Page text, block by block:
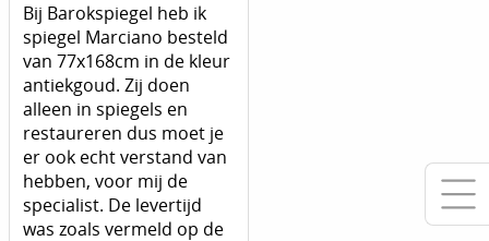
Bij Barokspiegel heb ik
spiegel Marciano besteld
van 77x168cm in de kleur
antiekgoud. Zij doen
alleen in spiegels en
restaureren dus moet je
er ook echt verstand van
hebben, voor mij de
specialist. De levertijd
was zoals vermeld op de